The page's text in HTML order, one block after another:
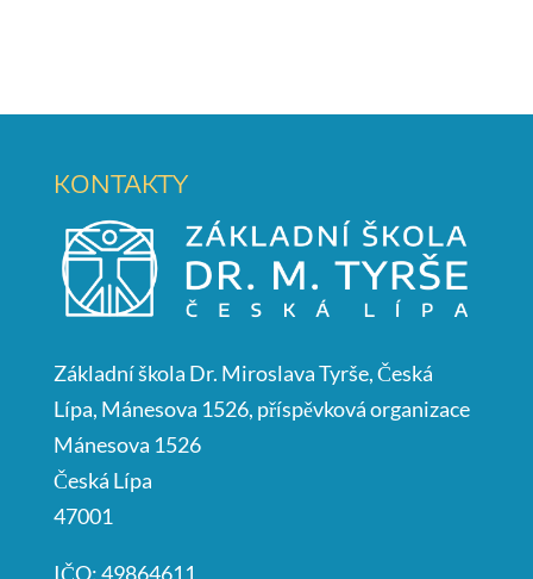
KONTAKTY
Základní škola Dr. Miroslava Tyrše, Česká
Lípa, Mánesova 1526, příspěvková organizace
Mánesova 1526
Česká Lípa
47001
IČO: 49864611